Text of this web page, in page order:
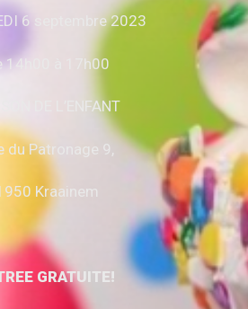
6 septembre 2023
14h00 à 17h00
DE L’ENFANT
du Patronage 9,
Kraainem
GRATUITE!